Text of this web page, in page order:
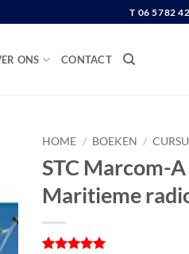
T 06 5782
ONS CONTACT
HOME / BOEKEN /
STC Marcom-
Maritieme